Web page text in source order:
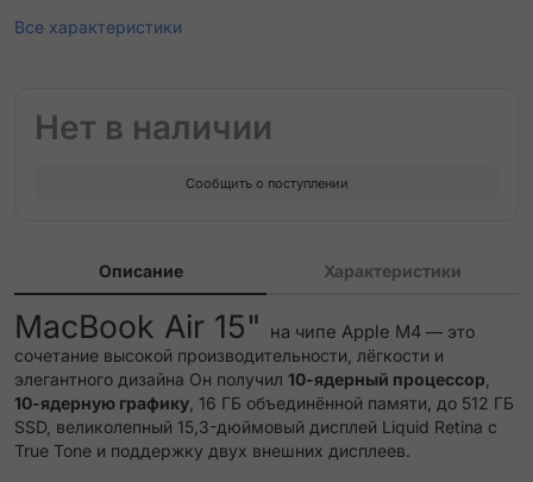
Все характеристики
Нет в наличии
Сообщить о поступлении
Описание Характеристики
MacBook Air 15" на чипе Apple M4 — это
сочетание высокой производительности, лёгкости и
элегантного дизайна Он получил 10‑ядерный процессор
10‑ядерную графику , 16 ГБ объединённой памяти, до 512 ГБ
SSD, великолепный 15,3-дюймовый дисплей Liquid Retina с
True Tone и поддержку двух внешних дисплеев.